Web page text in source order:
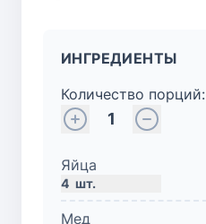
ИНГРЕДИЕНТЫ
Количество порций:
1
Яйца
4 шт.
Мед